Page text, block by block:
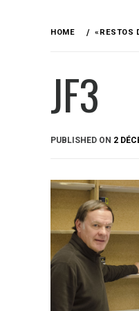
HOME «RESTOS
JF3
PUBLISHED ON 2